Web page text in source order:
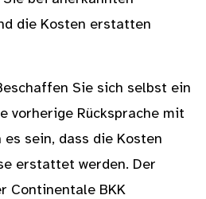
die Kosten erstatten
Sie sich selbst ein
vorherige Rücksprache mit
sein, dass die Kosten
erstattet werden. Der
Continentale BKK